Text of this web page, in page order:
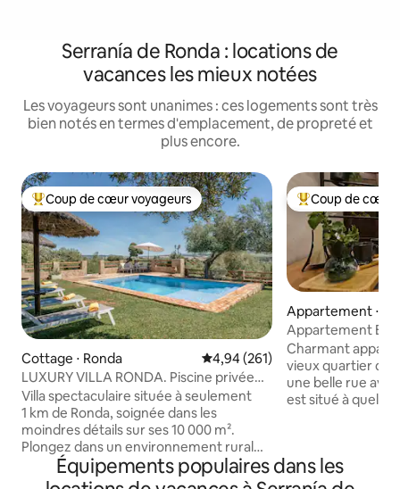
Serranía de Ronda : locations de
vacances les mieux notées
Les voyageurs sont unanimes : ces logements sont très
bien notés en termes d'emplacement, de propreté et
plus encore.
Coups de cœur voyageurs les plus appréciés
Coup de cœur voyageurs
Cottage ⋅ Ronda Évaluation moyenne sur la
4,94 (261)
LUXURY VILLA RONDA. Piscine privée
avec vue
Villa spectaculaire située à seulement
1 km de Ronda, soignée dans les
moindres détails sur ses 10 000 m².
Plongez dans un environnement rural
unique entouré d'oliveraies privées où
vous pourrez profiter d'une vue
Coups de cœur
Coup de cœur
Appartement ⋅
Appartement El
Charmant
vieux quartier de
une belle rue avec
est situé à
vaisselle, lave-
bain avec
Équipements populaires dans les